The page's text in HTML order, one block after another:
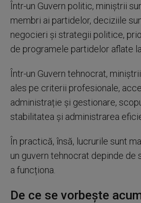
Într-un Guvern politic, miniștrii
membri ai partidelor, deciziile
negocieri și strategii politice,
de programele partidelor aflate
Într-un Guvern tehnocrat,
ales pe criterii profesionale,
administrație și gestionare,
stabilitatea și administrarea
În practică, însă, lucrurile sunt
un guvern tehnocrat depinde de
a funcționa.
De ce se vorbește